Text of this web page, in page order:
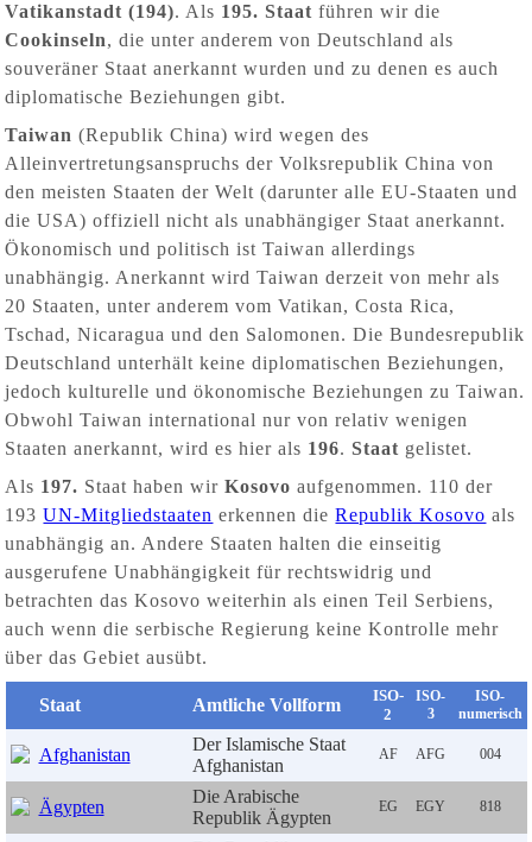
Vatikanstadt (194). Als 195. Staat führen wir die
Cookinseln, die unter anderem von Deutschland als
souveräner Staat anerkannt wurden und zu denen es auch
diplomatische Beziehungen gibt.
Taiwan (Republik China) wird wegen des
Alleinvertretungsanspruchs der Volksrepublik China von
den meisten Staaten der Welt (darunter alle EU-Staaten und
die USA) offiziell nicht als unabhängiger Staat anerkannt.
Ökonomisch und politisch ist Taiwan allerdings
unabhängig. Anerkannt wird Taiwan derzeit von mehr als
20 Staaten, unter anderem vom Vatikan, Costa Rica,
Tschad, Nicaragua und den Salomonen. Die Bundesrepublik
Deutschland unterhält keine diplomatischen Beziehungen,
jedoch kulturelle und ökonomische Beziehungen zu Taiwan.
Obwohl Taiwan international nur von relativ wenigen
Staaten anerkannt, wird es hier als 196.Staat gelistet.
Als 197. Staat haben wirKosovo aufgenommen. 110 der
193UN-Mitgliedstaaten erkennen dieRepublik Kosovo als
unabhängig an. Andere Staaten halten die einseitig
ausgerufene Unabhängigkeit für rechtswidrig und
betrachten das Kosovo weiterhin als einen Teil Serbiens,
auch wenn die serbische Regierung keine Kontrolle mehr
über das Gebiet ausübt.
Staat Amtliche Vollform
ISO-
2
ISO-
3
ISO-
numerisch
Afghanistan
Der Islamische Staat
Afghanistan
AF AFG 004
Ägypten
Die Arabische
Republik Ägypten
EG EGY 818